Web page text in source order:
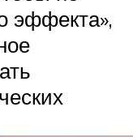
эффекта»,